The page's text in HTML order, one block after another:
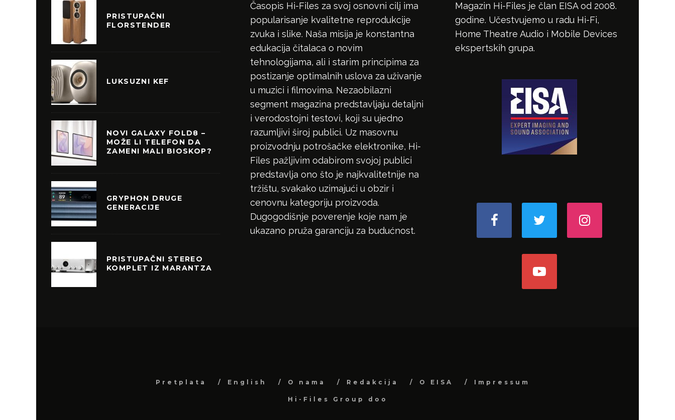
PRISTUPAČNI
FLORSTENDER
LUKSUZNI KEF
NOVI GALAXY FOLD8 –
MOŽE LI TELEFON DA
ZAMENI MALI BIOSKOP?
GRYPHON DRUGE
GENERACIJE
PRISTUPAČNI STEREO
KOMPLET IZ MARANTZA
Časopis Hi-Files za svoj osnovni cilj ima
popularisanje kvalitetne reprodukcije
zvuka i slike. Naša misija je konstantna
edukacija čitalaca o novim
tehnologijama, ali i starim principima za
postizanje optimalnih uslova za uživanje
u muzici i filmovima. Nezaobilazni
segment magazina predstavljaju detaljni
i verodostojni testovi, koji su ujedno
razumljivi široj publici. Uz masovnu
proizvodnju potrošačke elektronike, Hi-
Files pažljivim odabirom svojoj publici
predstavlja ono što je najkvalitetnije na
tržištu, svakako uzimajući u obzir i
cenovnu kategoriju proizvoda.
Dugogodišnje poverenje koje nam je
ukazano pruža garanciju za budućnost.
Magazin Hi-Files je član EISA od 2008.
godine. Učestvujemo u radu Hi-Fi,
Home Theatre Audio i Mobile Devices
ekspertskih grupa.
Pretplata English O nama Redakcija O EISA Impressum
Hi-Files Group doo